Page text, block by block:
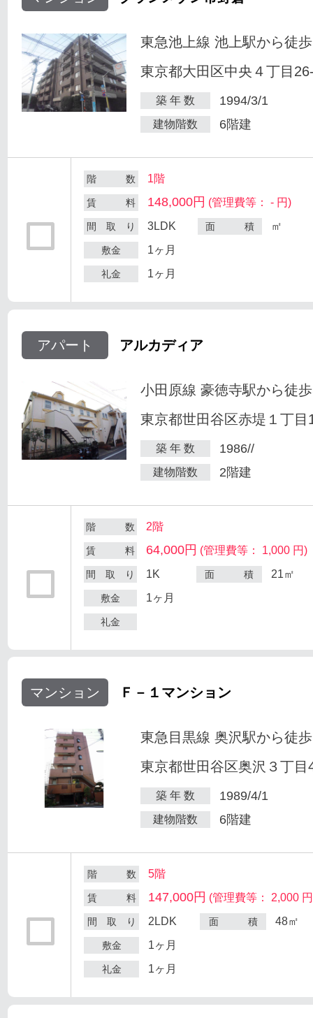
東急池上線 池上駅から徒
東京都大田区中央４丁目
築 年 数 1994/3/1
建物階数 6階建
階 数 1階
賃 料 148,000円 (管理費等： - 円)
間 取 り 3LDK 面 積 ㎡
敷金 1ヶ月
礼金 1ヶ月
アパート アルカディア
小田原線 豪徳寺駅から徒
東京都世田谷区赤堤１丁目
築 年 数 1986//
建物階数 2階建
階 数 2階
賃 料 64,000円 (管理費等： 1,000 円)
間 取 り 1K 面 積 21㎡
敷金 1ヶ月
礼金
マンション Ｆ－１マンション
東急目黒線 奥沢駅から徒
東京都世田谷区奥沢３丁目
築 年 数 1989/4/1
建物階数 6階建
階 数 5階
賃 料 147,000円 (管理費等： 2,000
間 取 り 2LDK 面 積 48㎡
敷金 1ヶ月
礼金 1ヶ月